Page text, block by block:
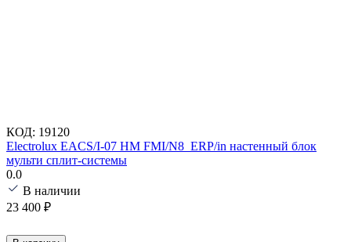
КОД: 19120
Electrolux EACS/I-07 HM FMI/N8_ERP/in настенный блок
мульти сплит-системы
0.0
В наличии
23 400 ₽